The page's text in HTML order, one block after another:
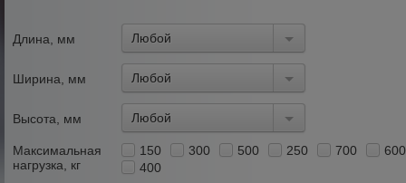
Длина, мм Любой
Ширина, мм Любой
Высота, мм Любой
Максимальная
нагрузка, кг
150 300 500 250 700
600
400